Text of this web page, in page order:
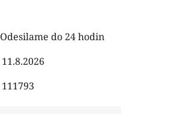
Odesilame do 24 hodin
11.8.2026
111793